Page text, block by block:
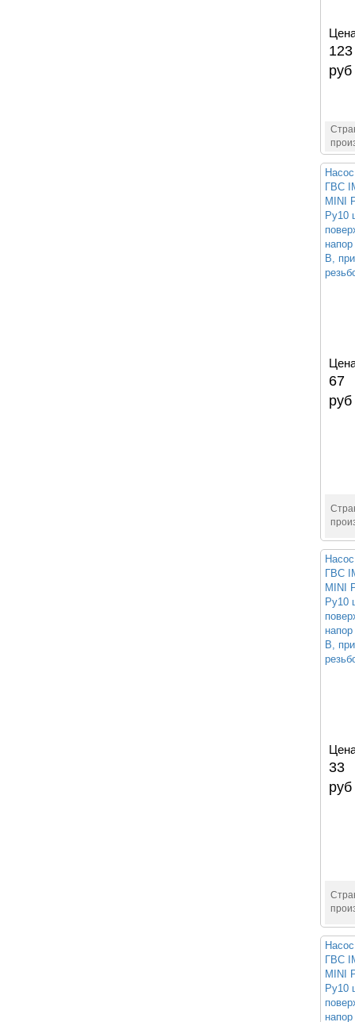
руб
ГВС
MINI
Ру10
В,
67
руб
ГВС
MINI
Ру10
В,
33
руб
ГВС
MINI
Ру10